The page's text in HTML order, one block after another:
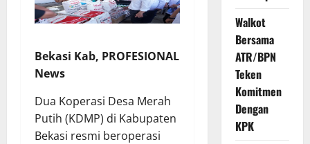
Bekasi Kab, PROFESIONAL
News
Dua Koperasi Desa Merah
Putih (KDMP) di Kabupaten
Bekasi resmi beroperasi
Walkot
Bersama
ATR/BPN
Teken
Komitmen
Dengan
KPK